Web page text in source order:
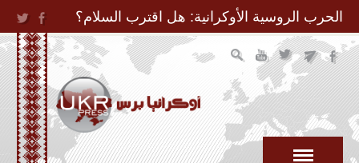
Jump to Navigation
الحرب الروسية الأوكرانية: هل اقترب السلام؟